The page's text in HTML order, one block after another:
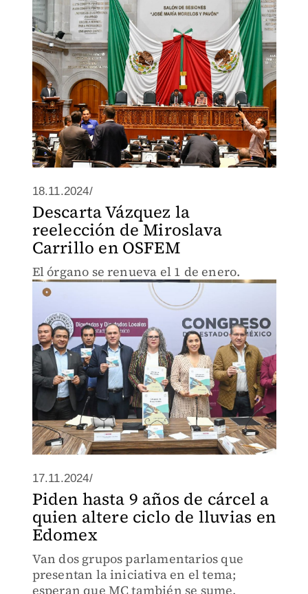
18.11.2024/
Descarta Vázquez la
reelección de Miroslava
Carrillo en OSFEM
El órgano se renueva el 1 de enero.
17.11.2024/
Piden hasta 9 años de cárcel a
quien altere ciclo de lluvias en
Edomex
Van dos grupos parlamentarios que
presentan la iniciativa en el tema;
esperan que MC también se sume.